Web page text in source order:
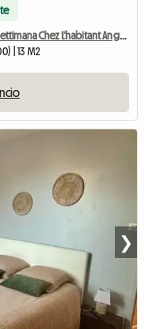
Stanza In Affitto Fuori Fine Settimana Chez L'habitant Angers
| 13 M2
❯